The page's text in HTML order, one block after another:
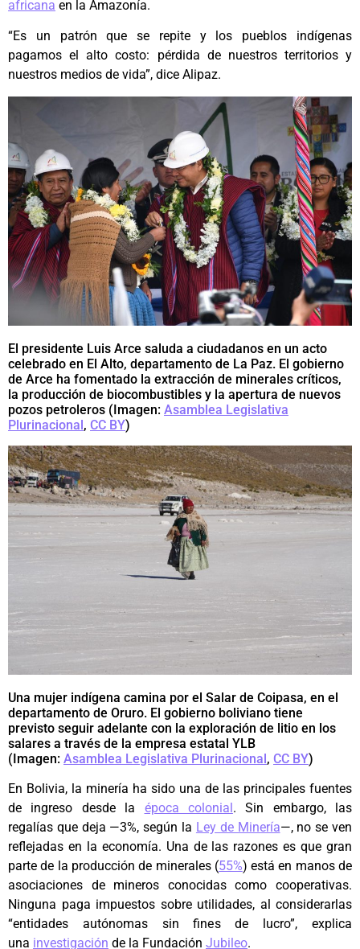
africana en la Amazonía.
“Es un patrón que se repite y los pueblos indígenas
pagamos el alto costo: pérdida de nuestros territorios y
nuestros medios de vida”, dice Alipaz.
El presidente Luis Arce saluda a ciudadanos en un acto
celebrado en El Alto, departamento de La Paz. El gobierno
de Arce ha fomentado la extracción de minerales críticos,
la producción de biocombustibles y la apertura de nuevos
pozos petroleros (Imagen: Asamblea Legislativa
Plurinacional, CC BY)
Una mujer indígena camina por el Salar de Coipasa, en el
departamento de Oruro. El gobierno boliviano tiene
previsto seguir adelante con la exploración de litio en los
salares a través de la empresa estatal YLB
(Imagen: Asamblea Legislativa Plurinacional , CC BY)
En Bolivia, la minería ha sido una de las principales fuentes
de ingreso desde la época colonial . Sin embargo, las
regalías que deja —3%, según la Ley de Minería—, no se ven
reflejadas en la economía. Una de las razones es que gran
parte de la producción de minerales (55%) está en manos de
asociaciones de mineros conocidas como cooperativas.
Ninguna paga impuestos sobre utilidades, al considerarlas
“entidades autónomas sin fines de lucro”, explica
una investigación de la Fundación Jubileo.